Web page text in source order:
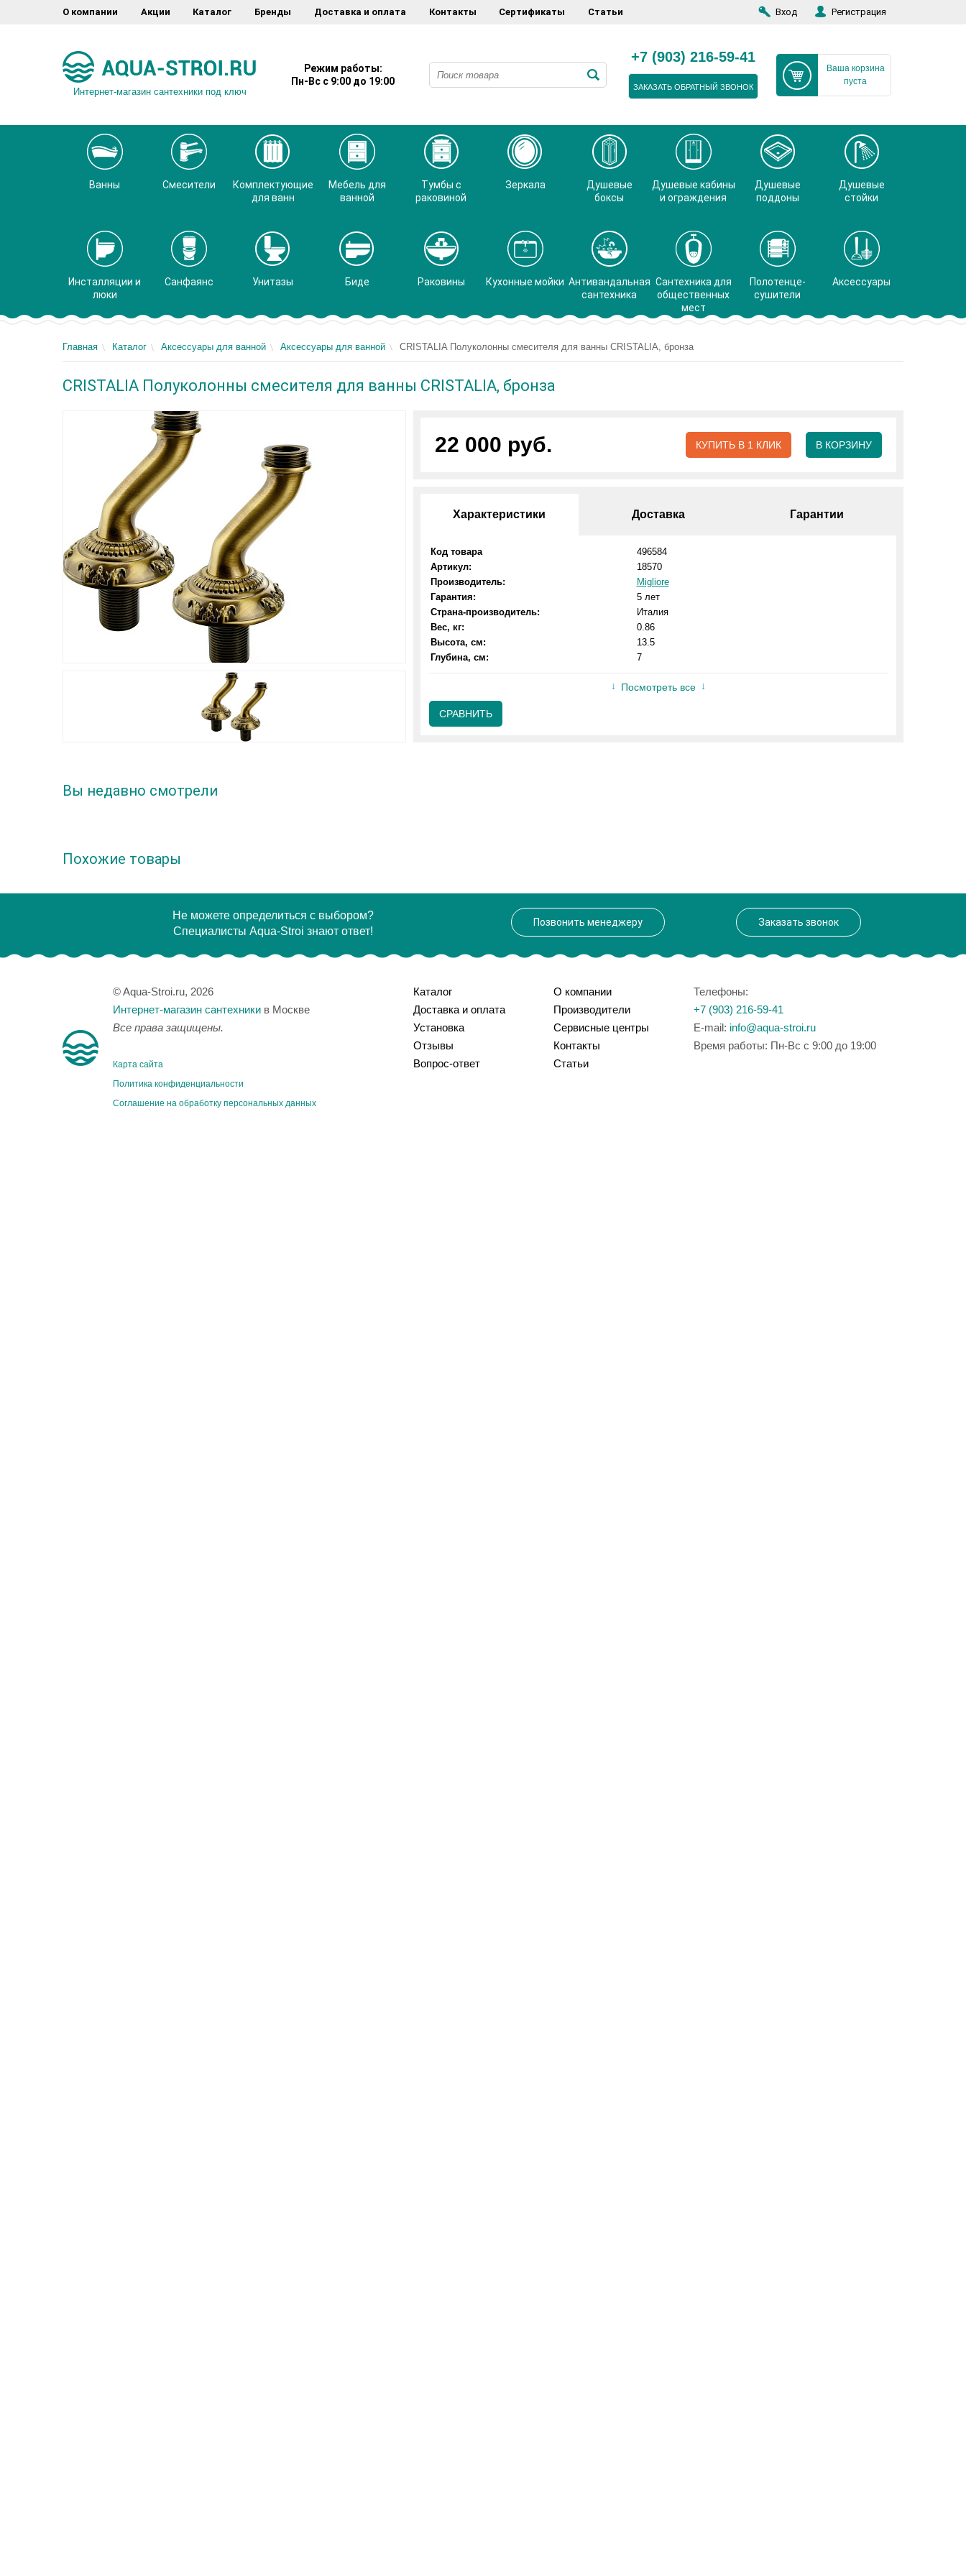
О компании Акции Каталог Бренды Доставка и оплата Контакты Сертификаты Статьи Вход Регистрация
Интернет-магазин сантехники под ключ
Режим работы:
Пн-Вс с 9:00 до 19:00
+7 (903) 216-59-41
ЗАКАЗАТЬ ОБРАТНЫЙ ЗВОНОК
Ваша корзина
пуста
Ванны Смесители
Комплектующие
для ванн
Мебель для
ванной
Тумбы с
раковиной
Зеркала
Душевые
боксы
Душевые кабины
и ограждения
Душевые
поддоны
Душевые
стойки
Инсталляции и
люки
Санфаянс Унитазы Биде Раковины Кухонные мойки Антивандальная
сантехника
Сантехника для
общественных
мест
Полотенце-
сушители
Аксессуары
Главная Каталог Аксессуары для ванной Аксессуары для ванной CRISTALIA Полуколонны смесителя для ванны CRISTALIA, бронза
CRISTALIA Полуколонны смесителя для ванны CRISTALIA, бронза
22 000 руб. КУПИТЬ В 1 КЛИК В КОРЗИНУ
Характеристики Доставка Гарантии
Код товара
496584
Артикул:
18570
Производитель:
Migliore
Гарантия:
5 лет
Страна-производитель:
Италия
Вес, кг:
0.86
Высота, см:
13.5
Глубина, см:
7
Посмотреть все
СРАВНИТЬ
Вы недавно смотрели
Похожие товары
Не можете определиться с выбором?
Специалисты Aqua-Stroi знают ответ!
Позвонить менеджеру Заказать звонок
© Aqua-Stroi.ru, 2026
Интернет-магазин сантехники в Москве
Все права защищены.
Карта сайта
Политика конфиденциальности
Соглашение на обработку персональных данных
Каталог
Доставка и оплата
Установка
Отзывы
Вопрос-ответ
О компании
Производители
Сервисные центры
Контакты
Статьи
Телефоны:
+7 (903) 216-59-41
E-mail: info@aqua-stroi.ru
Время работы: Пн-Вс с 9:00 до 19:00